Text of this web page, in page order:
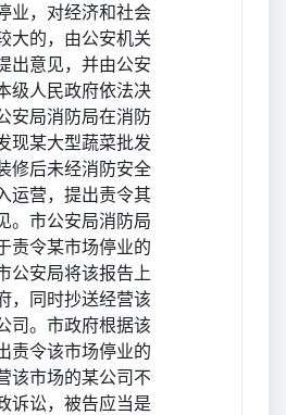
业，对经济和社会
大的，由公安机关
出意见，并由公安
级人民政府依法决
安局消防局在消防
现某大型蔬菜批发
修后未经消防安全
运营，提出责令其
。市公安局消防局
责令某市场停业的
公安局将该报告上
，同时抄送经营该
司。市政府根据该
责令该市场停业的
该市场的某公司不
诉讼，被告应当是